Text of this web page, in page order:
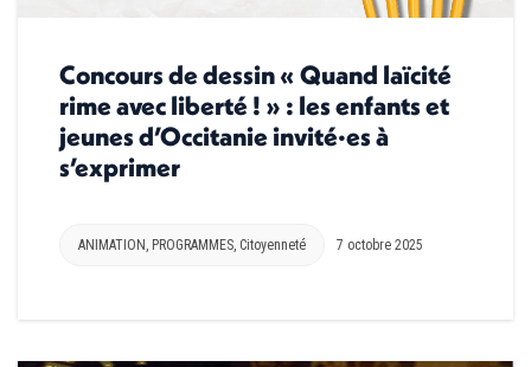
Concours de dessin « Quand laïcité
rime avec liberté ! » : les enfants et
jeunes d’Occitanie invité·es à
s’exprimer
ANIMATION , PROGRAMMES, Citoyenneté 7 octobre 2025